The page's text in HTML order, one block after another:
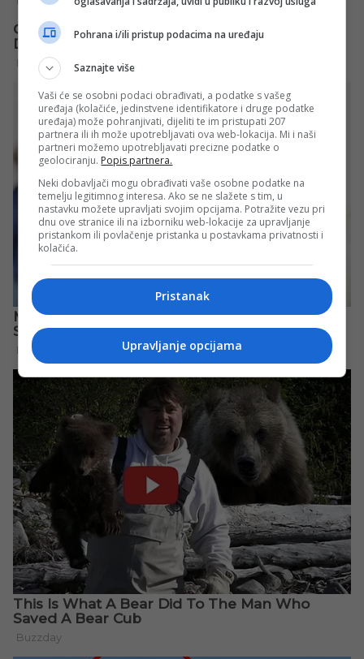
Pohrana i/ili pristup podacima na uređaju
Saznajte više
Vaši će se osobni podaci obrađivati, a podatke s vašeg
uređaja (kolačiće, jedinstvene identifikatore i druge podatke
uređaja) može pohranjivati, dijeliti te im pristupati 207
partnera ili ih može upotrebljavati ova web-lokacija. Mi i naši
partneri možemo upotrebljavati precizne podatke o
geolociranju. Popis partnera.
Neki dobavljači mogu obrađivati vaše osobne podatke na
temelju legitimnog interesa. Ako se ne slažete s tim, u
nastavku možete upravljati svojim opcijama. Potražite vezu pri
dnu ove stranice ili na izborniku web-lokacije za upravljanje
pristankom ili povlačenje pristanka u postavkama privatnosti i
kolačića.
Pristanak
Upravljanje opcijama